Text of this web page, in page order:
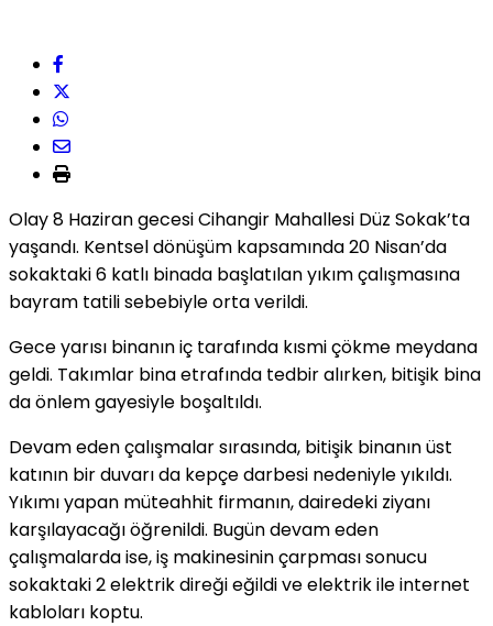
Olay 8 Haziran gecesi Cihangir Mahallesi Düz Sokak’ta
yaşandı. Kentsel dönüşüm kapsamında 20 Nisan’da
sokaktaki 6 katlı binada başlatılan yıkım çalışmasına
bayram tatili sebebiyle orta verildi.
Gece yarısı binanın iç tarafında kısmi çökme meydana
geldi. Takımlar bina etrafında tedbir alırken, bitişik bina
da önlem gayesiyle boşaltıldı.
Devam eden çalışmalar sırasında, bitişik binanın üst
katının bir duvarı da kepçe darbesi nedeniyle yıkıldı.
Yıkımı yapan müteahhit firmanın, dairedeki ziyanı
karşılayacağı öğrenildi. Bugün devam eden
çalışmalarda ise, iş makinesinin çarpması sonucu
sokaktaki 2 elektrik direği eğildi ve elektrik ile internet
kabloları koptu.